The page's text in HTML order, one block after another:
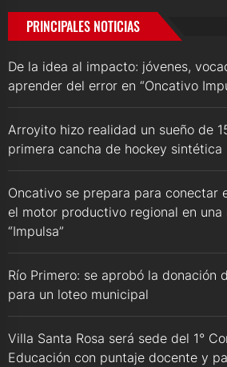
PRINCIPALES NOTICIAS
De la idea al impacto: jóvenes,
aprender del error en “Oncativo
Arroyito hizo realidad un sueño de
primera cancha de hockey sintética
Oncativo se prepara para conectar
el motor productivo regional en una
“Impulsa”
Río Primero: se aprobó la donación
para un loteo municipal
Villa Santa Rosa será sede del 1°
Educación con puntaje docente y